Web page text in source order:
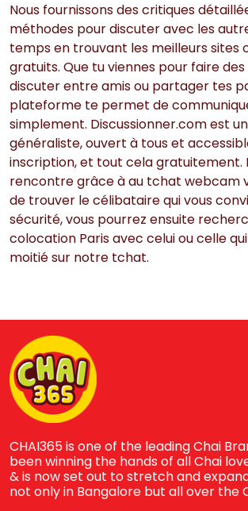
Nous fournissons des critiques
méthodes pour discuter avec les
temps en trouvant les meilleurs sites
gratuits. Que tu viennes pour faire
discuter entre amis ou partager tes
plateforme te permet de
simplement. Discussionner.com est
généraliste, ouvert à tous et
inscription, et tout cela gratuitement.
rencontre grâce à au tchat webcam
de trouver le célibataire qui vous
sécurité, vous pourrez ensuite
colocation Paris avec celui ou celle
moitié sur notre tchat.
CHAI365 is one of the leading Chai
been winning the hands of all Chai
& is now set out to stretch and
not only in Bangalore but all over the